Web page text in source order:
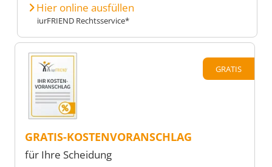
Hier online ausfüllen
iurFRIEND Rechtsservice*
GRATIS
GRATIS-KOSTENVORANSCHLAG
für Ihre Scheidung